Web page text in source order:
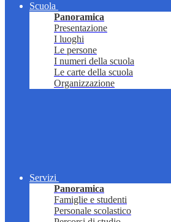
Scuola
Panoramica
Presentazione
I luoghi
Le persone
I numeri della scuola
Le carte della scuola
Organizzazione
Servizi
Panoramica
Famiglie e studenti
Personale scolastico